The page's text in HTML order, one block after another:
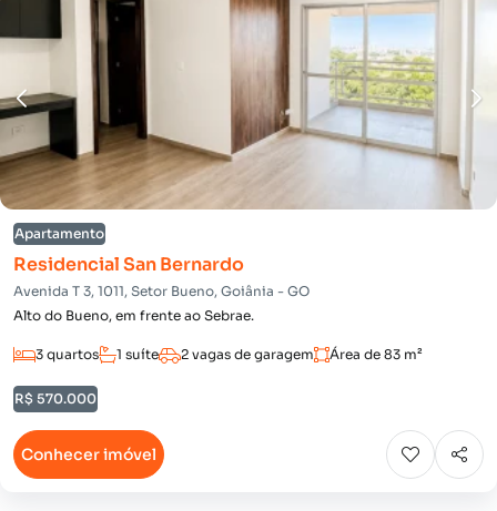
Apartamento
Residencial San Bernardo
Avenida T 3, 1011, Setor Bueno, Goiânia - GO
Alto do Bueno, em frente ao Sebrae.
3 quartos 1 suíte 2 vagas de garagem Área de 83 m²
R$ 570.000
Conhecer imóvel